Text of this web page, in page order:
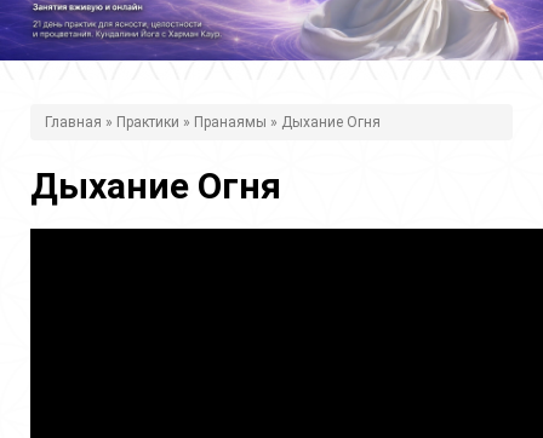
з
д
Главная » Практики » Пранаямы » Дыхание Огня
Дыхание Огня